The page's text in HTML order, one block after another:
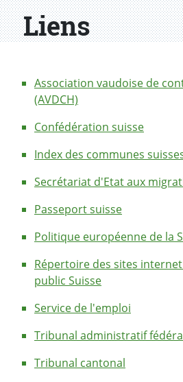
Liens
Association vaudoise de
(AVDCH)
Confédération suisse
Index des communes
Secrétariat d'Etat aux
Passeport suisse
Politique européenne de la
Répertoire des sites
public Suisse
Service de l'emploi
Tribunal administratif
Tribunal cantonal